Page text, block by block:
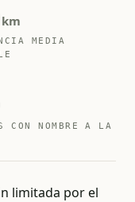
km
MEDIA
CON NOMBRE A LA
limitada por el